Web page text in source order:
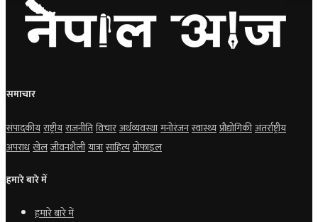
समाचार
संपादकीयराष्ट्रीयराजनीतिविचारअर्थव्यवस्थामनोरंजनस्वास्थ्यप्रौद्योगिकीअंतर्राष्ट्रीय
अपराधखेलजीवनशैलीयात्रासाहित्यप्रोफाइल
हमारे बारे में
हमारे बारे में